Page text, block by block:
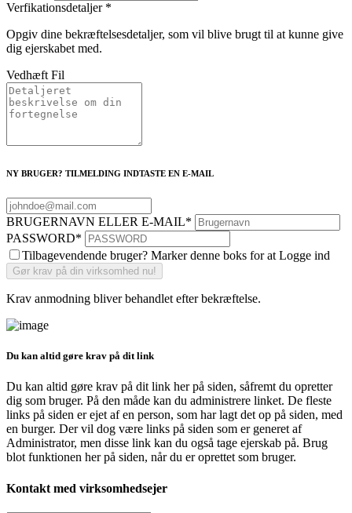
Verfikationsdetaljer *
Opgiv dine bekræftelsesdetaljer, som vil blive brugt til at kunne give
dig ejerskabet med.
Vedhæft Fil
NY BRUGER? TILMELDING INDTASTE EN E-MAIL
BRUGERNAVN ELLER E-MAIL*
PASSWORD*
Tilbagevendende bruger? Marker denne boks for at Logge ind
Krav anmodning bliver behandlet efter bekræftelse.
Du kan altid gøre krav på dit link
Du kan altid gøre krav på dit link her på siden, såfremt du opretter
dig som bruger. På den måde kan du administrere linket. De fleste
links på siden er ejet af en person, som har lagt det op på siden, med
en burger. Der vil dog være links på siden som er generet af
Administrator, men disse link kan du også tage ejerskab på. Brug
blot funktionen her på siden, når du er oprettet som bruger.
Kontakt med virksomhedsejer